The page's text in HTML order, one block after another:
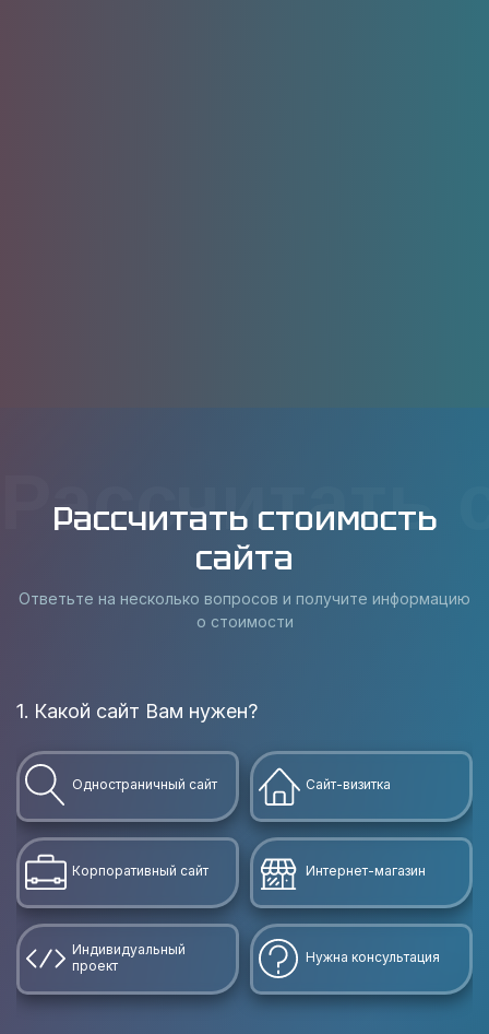
Рассчитать стоимость
сайта
Ответьте на несколько вопросов и получите информацию
о стоимости
1. Какой сайт Вам нужен?
Одностраничный сайт Сайт-визитка
Корпоративный сайт Интернет-магазин
Индивидуальный
проект
Нужна консультация